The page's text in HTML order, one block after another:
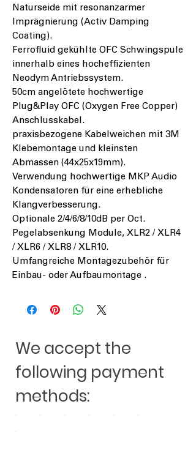
Naturseide mit resonanzarmer
Imprägnierung (Activ Damping
Coating).
Ferrofluid gekühlte OFC Schwingspule
innerhalb eines hocheffizienten
Neodym Antriebssystem.
50cm angelötete hochwertige
Plug&Play OFC (Oxygen Free Copper)
Anschlusskabel.
praxisbezogene Kabelweichen mit 3M
Klebemontage und kleinsten
Abmassen (44x25x19mm).
Verwendung hochwertige MKP Audio
Kondensatoren für eine erhebliche
Klangverbesserung.
Optionale 2/4/6/8/10dB per Oct.
Pegelabsenkung Module, XLR2 / XLR4
/ XLR6 / XLR8 / XLR10.
Umfangreiche Montagezubehör für
Einbau- oder Aufbaumontage .
We accept the
following payment
methods: